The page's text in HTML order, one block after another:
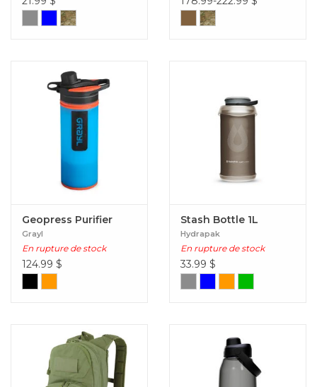
Geopress Purifier
Grayl
En rupture de stock
124.99 $
Stash Bottle 1L
Hydrapak
En rupture de stock
33.99 $